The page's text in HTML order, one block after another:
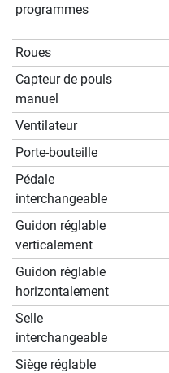
programmes
Roues
Capteur de pouls
manuel
Ventilateur
Porte-bouteille
Pédale
interchangeable
Guidon réglable
verticalement
Guidon réglable
horizontalement
Selle
interchangeable
Siège réglable